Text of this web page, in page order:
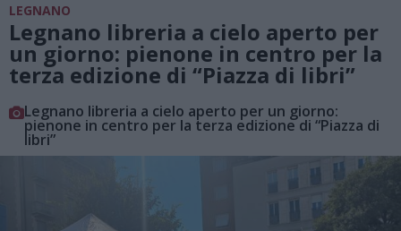
LEGNANO
Legnano libreria a cielo aperto per
un giorno: pienone in centro per la
terza edizione di “Piazza di libri”
Legnano libreria a cielo aperto per un giorno:
pienone in centro per la terza edizione di “Piazza di
libri”